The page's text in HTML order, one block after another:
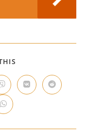
CONTENT
Opens
in
a
new
window
Opens
in
Opens
in
Opens
in
new